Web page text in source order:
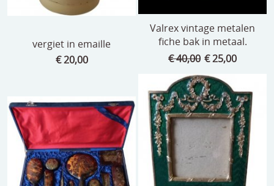
vergiet in emaille
€ 20,00
Valrex vintage metalen
fiche bak in metaal.
€ 40,00 € 25,00